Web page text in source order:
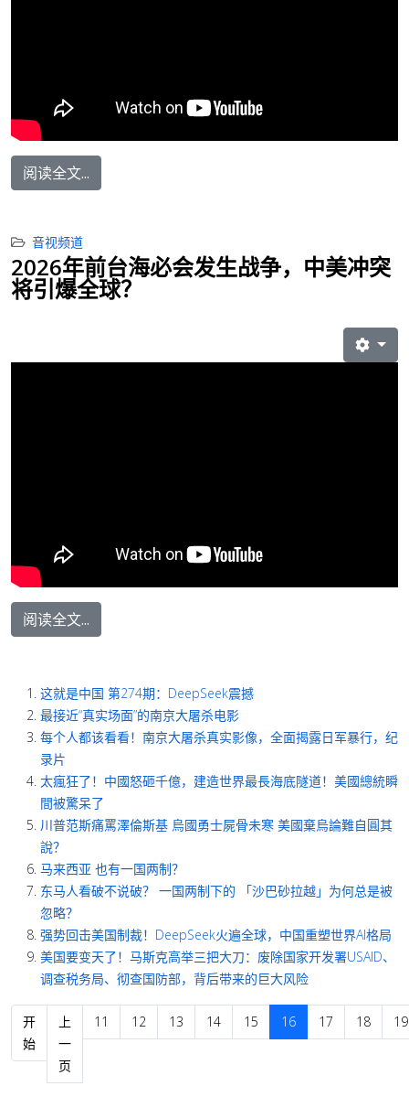
阅读全文...
音视频道
2026年前台海必会发生战争，中美冲突
将引爆全球？
阅读全文...
这就是中国 第274期：DeepSeek震撼
最接近“真实场面”的南京大屠杀电影
每个人都该看看！南京大屠杀真实影像，全面揭露日军暴行，纪
录片
太瘋狂了！中國怒砸千億，建造世界最長海底隧道！美國總統瞬
間被驚呆了
川普范斯痛罵澤倫斯基 烏國勇士屍骨未寒 美國棄烏論難自圓其
說？
马来西亚 也有一国两制？
东马人看破不说破？ 一国两制下的 「沙巴砂拉越」为何总是被
忽略？
强势回击美国制裁！DeepSeek火遍全球，中国重塑世界AI格局
美国要变天了！马斯克高举三把大刀：废除国家开发署USAID、
调查税务局、彻查国防部，背后带来的巨大风险
开
始
上
一
页
11 12 13 14 15 16 17 18 19